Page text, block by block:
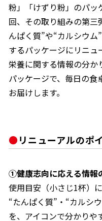
『踊り節』
だし粉
粉」「けずり粉」のパッ
回、その取り組みの第三
んぱく質”や“カルシウ
するパッケージにリニュ
栄養に関する情報の分か
パッケージで、毎日の食
お届けします。
リニューアルのポ
①健康志向に応える情報
使用目安（小さじ1杯）
“たんぱく質”・“カルシ
を、アイコンで分かりや